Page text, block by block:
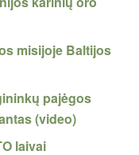
misijoje Baltijos
pajėgos
(video)
laivai